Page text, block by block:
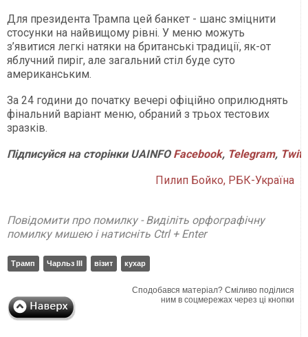
Для президента Трампа цей банкет - шанс зміцнити
стосунки на найвищому рівні. У меню можуть
з’явитися легкі натяки на британські традиції, як-от
яблучний пиріг, але загальний стіл буде суто
американським.
За 24 години до початку вечері офіційно оприлюднять
фінальний варіант меню, обраний з трьох тестових
зразків.
ПідписуйсянасторінкиUAINFO Facebook, Telegram,
Пилип Бойко, РБК-Україна
Повідомити про помилку - Виділіть орфографічну
помилку мишею і натисніть Ctrl + Enter
Трамп Чарльз ІІІ візит кухар
Сподобався матеріал? Сміливо поділися
ним в соцмережах через ці кнопки